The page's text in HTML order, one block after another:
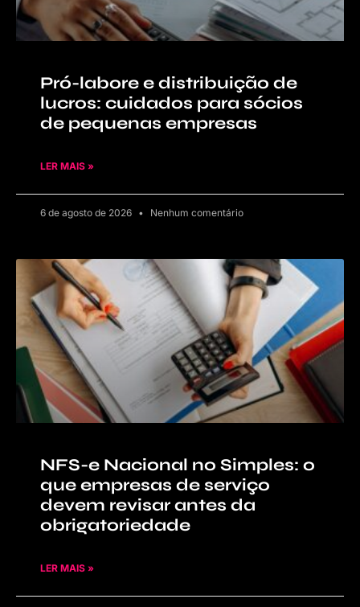
Pró-labore e distribuição de
lucros: cuidados para sócios
de pequenas empresas
LER MAIS »
6 de agosto de 2026 Nenhum comentário
NFS-e Nacional no Simples: o
que empresas de serviço
devem revisar antes da
obrigatoriedade
LER MAIS »